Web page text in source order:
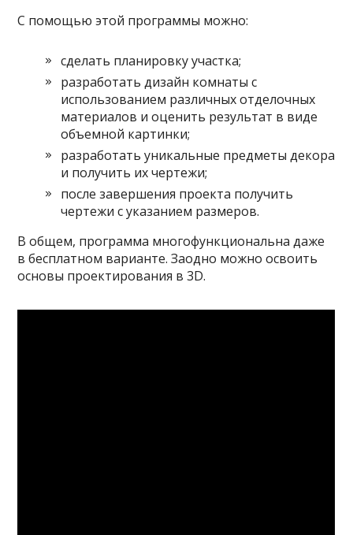
С помощью этой программы можно:
сделать планировку участка;
разработать дизайн комнаты с
использованием различных отделочных
материалов и оценить результат в виде
объемной картинки;
разработать уникальные предметы декора
и получить их чертежи;
после завершения проекта получить
чертежи с указанием размеров.
В общем, программа многофункциональна даже
в бесплатном варианте. Заодно можно освоить
основы проектирования в 3D.